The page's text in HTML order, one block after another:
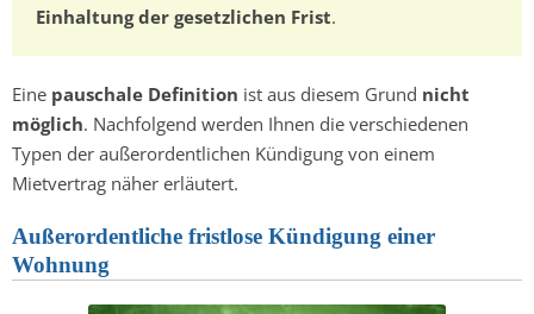
Einhaltung der gesetzlichen Frist.
Eine pauschale Definition ist aus diesem Grund nicht
möglich. Nachfolgend werden Ihnen die verschiedenen
Typen der außerordentlichen Kündigung von einem
Mietvertrag näher erläutert.
Außerordentliche fristlose Kündigung einer
Wohnung